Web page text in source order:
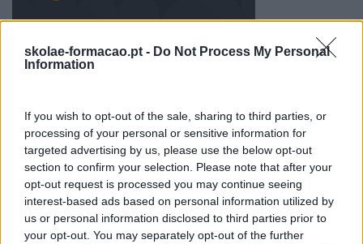
skolae-formacao.pt - Do Not Process My Personal
Information
If you wish to opt-out of the sale, sharing to third parties, or
processing of your personal or sensitive information for
targeted advertising by us, please use the below opt-out
section to confirm your selection. Please note that after your
opt-out request is processed you may continue seeing
interest-based ads based on personal information utilized by
us or personal information disclosed to third parties prior to
your opt-out. You may separately opt-out of the further
Artigo De Opinião
Atendimento E Relação Cliente
Comunicação
Cultura